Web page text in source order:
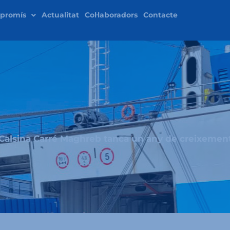
Actualitat Col·laboradors Contacte
Carré Maghreb tanca un any de